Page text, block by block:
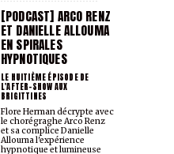
[PODCAST] ARCO RENZ
ET DANIELLE ALLOUMA
EN SPIRALES
HYPNOTIQUES
LE HUITIÈME ÉPISODE DE
L'AFTER-SHOW AUX
BRIGITTINES
Flore Herman décrypte avec
le chorégraghe Arco Renz
et sa complice Danielle
Allouma l'expérience
hypnotique et lumineuse